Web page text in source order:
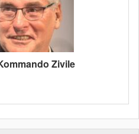
Zivile